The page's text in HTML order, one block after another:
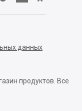
данных
продуктов. Все